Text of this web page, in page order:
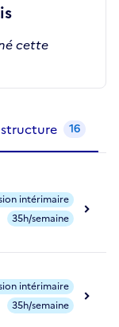
cette
16
intérimaire
35h/semaine
intérimaire
35h/semaine